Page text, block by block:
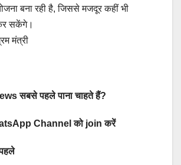
बना रही है, जिससे मजदूर कहीं भी
सकेंगे।
मंत्री
सबसे पहले पाना चाहते हैं?
Channel को join करें